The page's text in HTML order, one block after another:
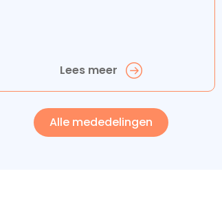
Lees meer
Alle mededelingen